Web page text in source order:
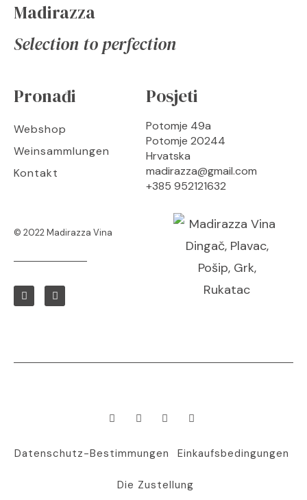
Madirazza
Selection to perfection
Pronađi
Webshop
Weinsammlungen
Kontakt
Posjeti
Potomje 49a
Potomje 20244
Hrvatska
madirazza@gmail.com
+385 952121632
© 2022 Madirazza Vina
Datenschutz-Bestimmungen Einkaufsbedingungen
Die Zustellung